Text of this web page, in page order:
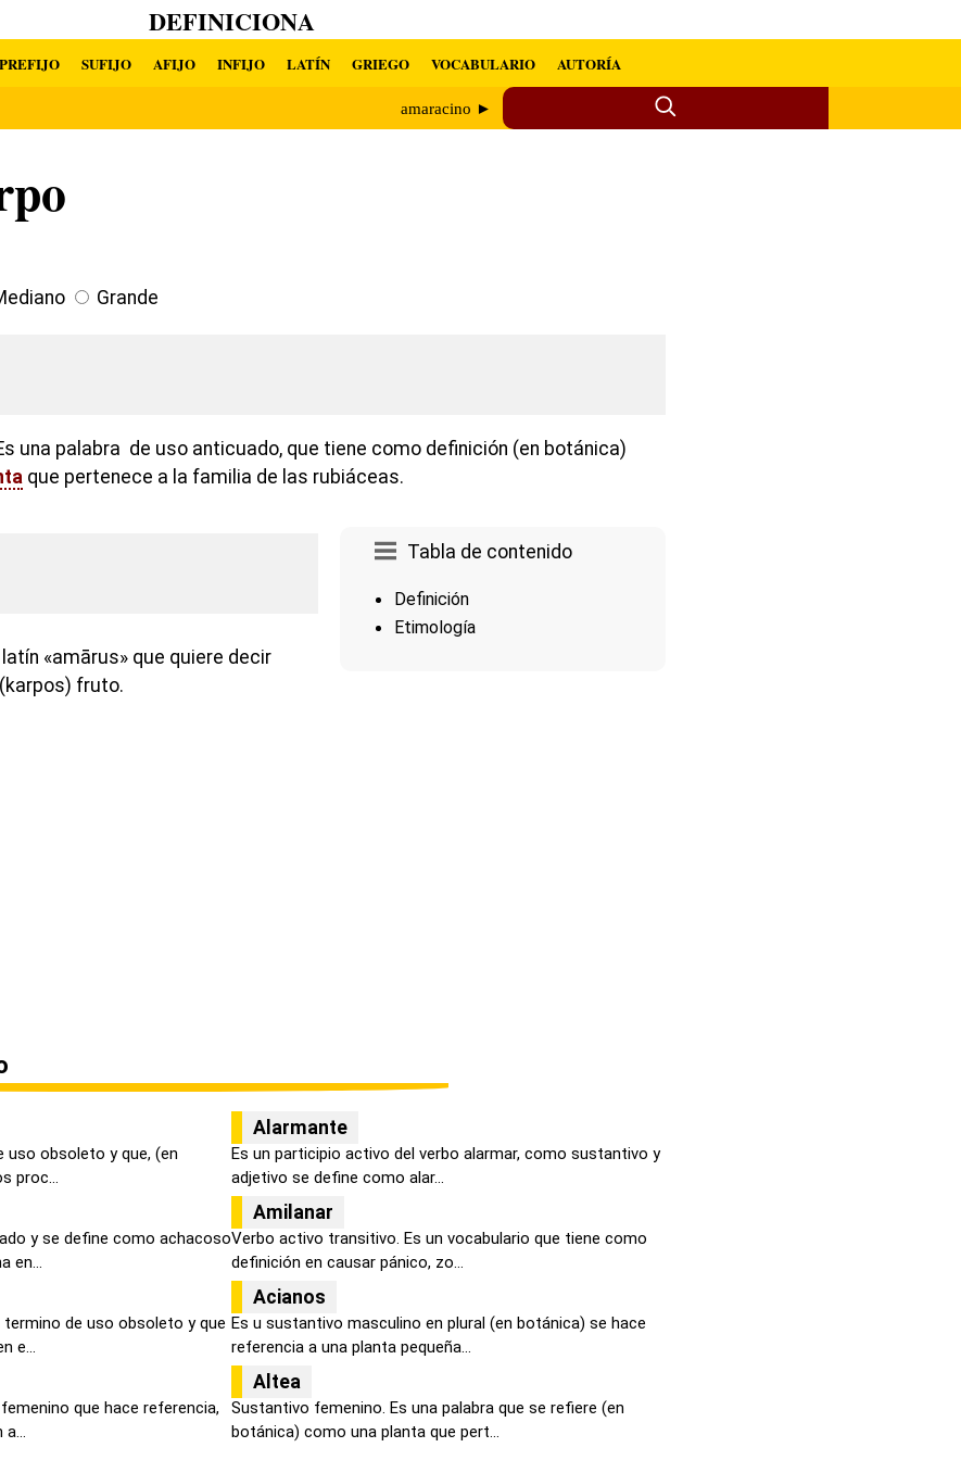
DEFINICIONA
PREFIJO SUFIJO AFIJO INFIJO LATÍN GRIEGO VOCABULARIO AUTORÍA
amaracino ►
Grande
una palabra de uso anticuado, que tiene como definición (en botánica)
que pertenece a la familia de las rubiáceas.
Tabla de contenido
Definición
Etimología
«amārus» que quiere decir
fruto.
uso obsoleto y que, (en
proc...
Alarmante
Es un participio activo del verbo alarmar, como sustantivo y
adjetivo se define como alar...
y se define como achacoso
en...
Amilanar
Verbo activo transitivo. Es un vocabulario que tiene como
definición en causar pánico, zo...
de uso obsoleto y que
e...
Acianos
Es u sustantivo masculino en plural (en botánica) se hace
referencia a una planta pequeña...
que hace referencia,
Altea
Sustantivo femenino. Es una palabra que se refiere (en
botánica) como una planta que pert...